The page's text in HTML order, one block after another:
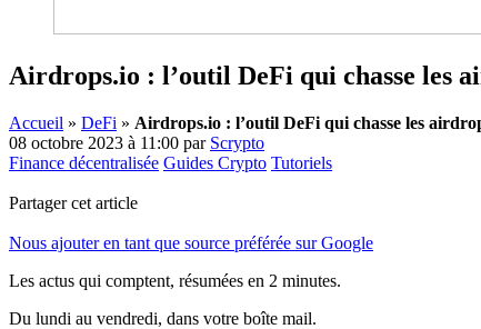
Airdrops.io : l’outil DeFi qui chasse les
Accueil » DeFi » Airdrops.io : l’outil DeFi qui chasse les
08 octobre 2023 à 11:00 par Scrypto
Finance décentralisée Guides Crypto Tutoriels
Partager cet article
Nous ajouter en tant que source préférée sur Google
Les actus qui comptent, résumées en 2 minutes.
Du lundi au vendredi, dans votre boîte mail.